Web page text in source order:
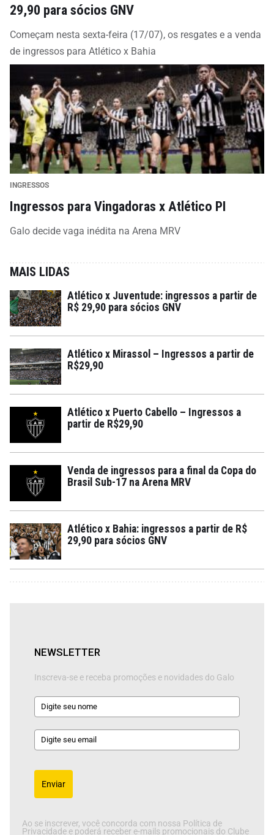
29,90 para sócios GNV
Começam nesta sexta-feira (17/07), os resgates e a venda
de ingressos para Atlético x Bahia
INGRESSOS
Ingressos para Vingadoras x Atlético PI
Galo decide vaga inédita na Arena MRV
MAIS LIDAS
Atlético x Juventude: ingressos a partir de
R$ 29,90 para sócios GNV
Atlético x Mirassol – Ingressos a partir de
R$29,90
Atlético x Puerto Cabello – Ingressos a
partir de R$29,90
Venda de ingressos para a final da Copa do
Brasil Sub-17 na Arena MRV
Atlético x Bahia: ingressos a partir de R$
29,90 para sócios GNV
NEWSLETTER
Inscreva-se e receba promoções e novidades do Galo
Enviar
Ao se inscrever, você concorda com nossa Política de
Privacidade e poderá receber e-mails promocionais do Clube